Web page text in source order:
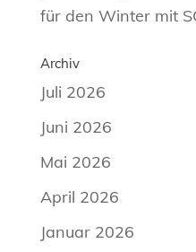
für den Winter mit
Archiv
Juli 2026
Juni 2026
Mai 2026
April 2026
Januar 2026